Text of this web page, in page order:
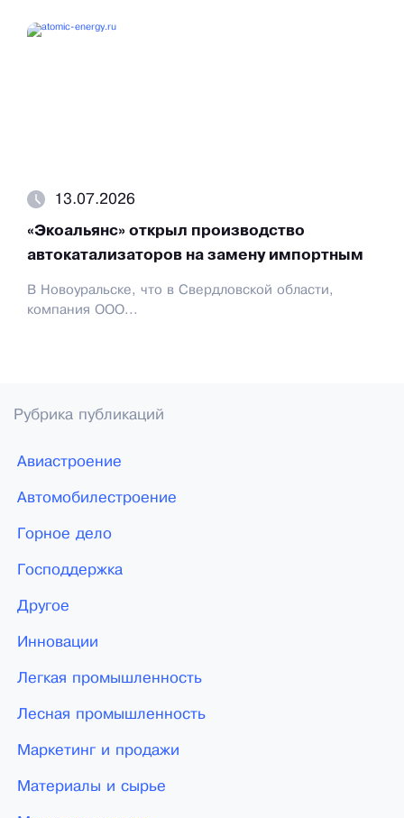
13.07.2026
«Экоальянс» открыл производство
автокатализаторов на замену импортным
В Новоуральске, что в Свердловской области,
компания ООО...
Рубрика публикаций
Авиастроение
Автомобилестроение
Горное дело
Господдержка
Другое
Инновации
Легкая промышленность
Лесная промышленность
Маркетинг и продажи
Материалы и сырье